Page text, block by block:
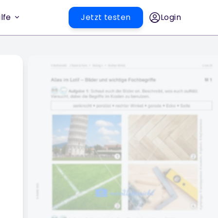
Jetzt testen Login